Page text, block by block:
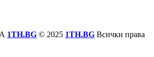
1TH.BG © 2025 1TH.BG Всички права